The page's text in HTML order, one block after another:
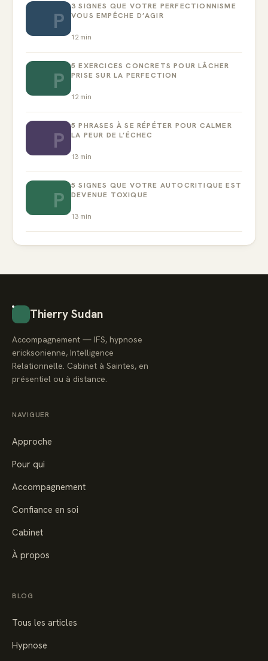
P
3 SIGNES QUE VOTRE PERFECTIONNISME
VOUS EMPÊCHE D’AGIR
12 min
P
5 EXERCICES CONCRETS POUR LÂCHER
PRISE SUR LA PERFECTION
12 min
P
5 PHRASES À SE RÉPÉTER POUR CALMER
LA PEUR DE L’ÉCHEC
13 min
P
5 SIGNES QUE VOTRE AUTOCRITIQUE EST
DEVENUE TOXIQUE
13 min
Thierry Sudan
Accompagnement — IFS, hypnose
ericksonienne, Intelligence
Relationnelle. Cabinet à Saintes, en
présentiel ou à distance.
NAVIGUER
Approche
Pour qui
Accompagnement
Confiance en soi
Cabinet
À propos
BLOG
Tous les articles
Hypnose